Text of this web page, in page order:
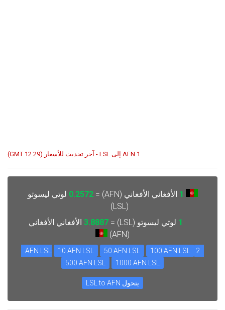
1 AFN إلى LSL - آخر تحديث للأسعار (12:29 GMT)
1 الأفغاني الأفغاني (AFN) = 0.2572 لوتي ليسوتو
(LSL)
1 لوتي ليسوتو (LSL) = 3.8887 الأفغاني الأفغاني
(AFN)
2 AFN LSL
10 AFN LSL 50 AFN LSL
100 AFN LSL
500 AFN LSL
1000 AFN LSL
يتحول LSL to AFN